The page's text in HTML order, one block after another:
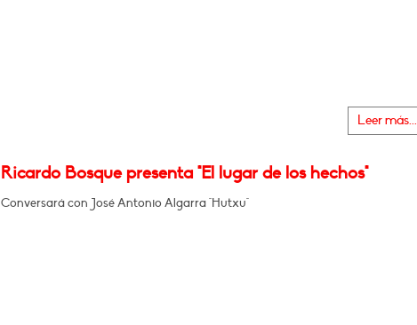
Leer más...
Ricardo Bosque presenta "El lugar de los hechos"
Conversará con José Antonio Algarra "Hutxu"